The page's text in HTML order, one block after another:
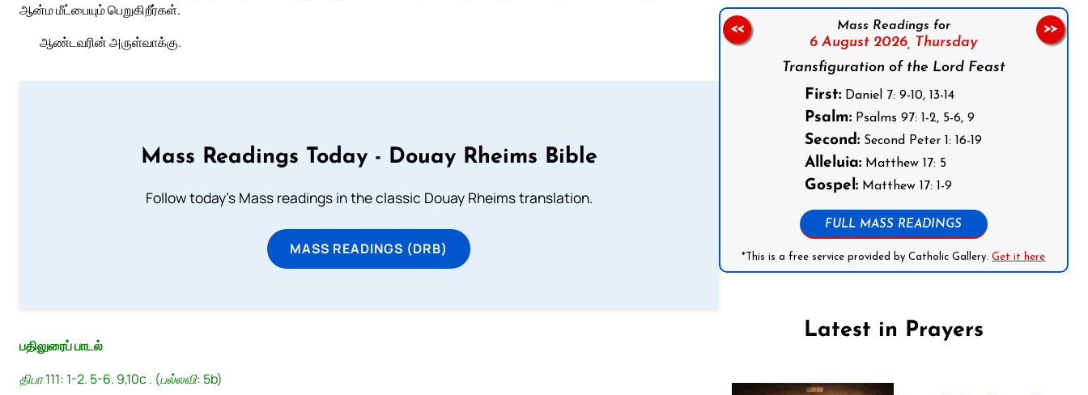
ஆன்ம மீட்பையும் பெறுகிறீர்கள்.
ஆண்டவரின் அருள்வாக்கு.
Mass Readings Today - Douay Rheims Bible
Follow today's Mass readings in the classic Douay Rheims translation.
MASS READINGS (DRB)
பதிலுரைப் பாடல்
திபா 111: 1-2. 5-6. 9,10c . (பல்லவி: 5b)
Mass Readings for
6 August 2026, Thursday
Transfiguration of the Lord Feast
First: Daniel 7: 9-10, 13-14
Psalm: Psalms 97: 1-2, 5-6, 9
Second: Second Peter 1: 16-19
Alleluia: Matthew 17: 5
Gospel: Matthew 17: 1-9
FULL MASS READINGS
*This is a free service provided by Catholic Gallery.Get it here
<< >>
Latest in Prayers